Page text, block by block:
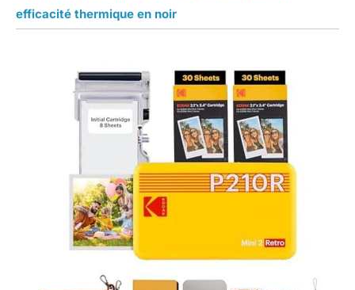
efficacité thermique en noir